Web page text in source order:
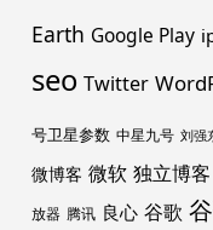
Earth Google Play
seo Twitter
号卫星参数 中星九号 刘强
微博客 微软 独立博客
放器 腾讯 良心 谷歌